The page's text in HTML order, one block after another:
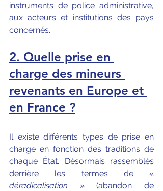
instruments de police administrative,
aux acteurs et institutions des pays
concernés.
2. Quelle prise en
charge des mineurs
revenants en Europe et
en France ?
Il existe différents types de prise en
charge en fonction des traditions de
chaque État. Désormais rassemblés
déradicalisation » (abandon de